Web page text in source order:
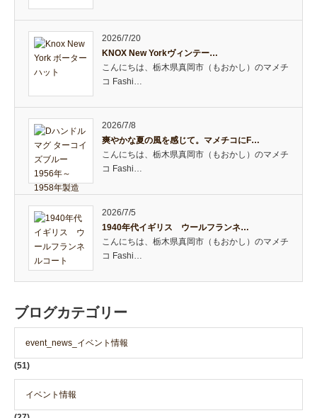
2026/7/20
KNOX New Yorkヴィンテー…
こんにちは、栃木県真岡市（もおかし）のマメチ
コ Fashi…
2026/7/8
爽やかな夏の風を感じて。マメチコにF…
こんにちは、栃木県真岡市（もおかし）のマメチ
コ Fashi…
2026/7/5
1940年代イギリス ウールフランネ…
こんにちは、栃木県真岡市（もおかし）のマメチ
コ Fashi…
ブログカテゴリー
event_news_イベント情報
(51)
イベント情報